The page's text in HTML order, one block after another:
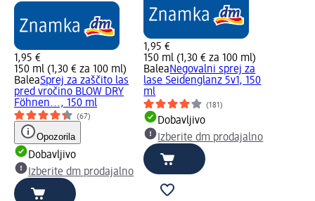
1,95 €
150 ml (1,30 € za 100 ml)
BaleaSprej za zaščito las
pred vročino BLOW DRY
Föhnen..., 150 ml
(67)
Opozorila
Dobavljivo
Izberite dm prodajalno
1,95 €
150 ml (1,30 € za 100 ml)
BaleaNegovalni sprej za
lase Seidenglanz 5v1, 150
ml
(181)
Dobavljivo
Izberite dm prodajalno